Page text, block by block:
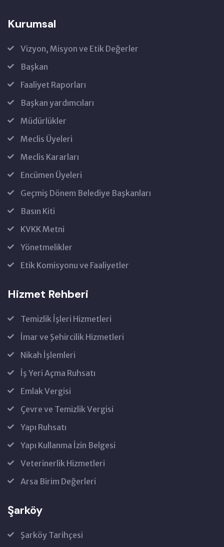
Kurumsal
Vizyon, Misyon ve Etik Değerler
Başkan
Faaliyet Raporları
Başkan yardımcıları
Müdürlükler
Meclis Üyeleri
Meclis Kararları
Encümen Üyeleri
Geçmiş Dönem Belediye Başkanları
Basın Kiti
KVKK Metni
Yönetmelikler
Etik Komisyonu ve Faaliyetler
Hizmet Rehberi
Temizlik İşleri Hizmetleri
İmar ve Şehircilik Hizmetleri
Nikah İşlemleri
İş Yeri Açma Ruhsatı
Emlak Vergisi
Çevre ve Temizlik Vergisi
Yapı Ruhsatı
Yapı Kullanma İzin Belgesi
Veterinerlik Hizmetleri
Arsa Birim Değerleri
Şarköy
Şarköy Tarihçesi